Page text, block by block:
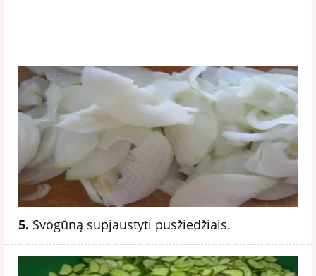
5. Svogūną supjaustyti pusžiedžiais.